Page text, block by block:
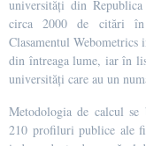
universități din
circa 2000 de citări în
Clasamentul
din întreaga lume, iar în
universități care au un
Metodologia de calcul
210 profiluri publice ale